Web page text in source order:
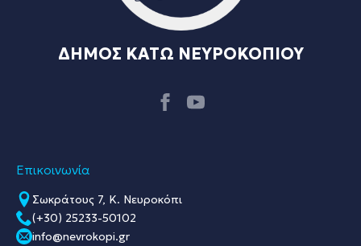
ΔΗΜΟΣ ΚΑΤΩ ΝΕΥΡΟΚΟΠΙΟΥ
Επικοινωνία
Σωκράτους 7, Κ. Νευροκόπι
(+30) 25233-50102
info@nevrokopi.gr